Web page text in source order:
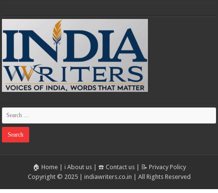
🏠 Home| ℹ️ About us| ☎️ Contact us|
📝 Privacy Policy
Copyright © 2025 | indiawriters.co.in | All Rights Reserved